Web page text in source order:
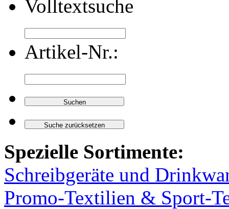
Volltextsuche
Artikel-Nr.:
Spezielle Sortimente:
Schreibgeräte und
Promo-Textilien & Sport-